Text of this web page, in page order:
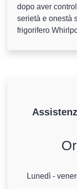
dopo aver
serietà e onestà
frigorifero
Lunedì -